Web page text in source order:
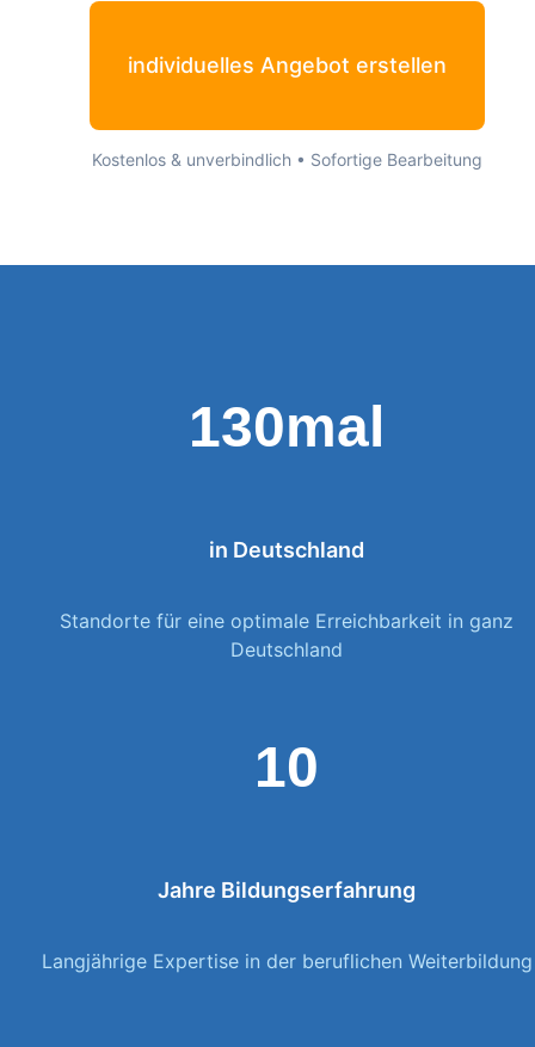
individuelles Angebot erstellen
Kostenlos & unverbindlich • Sofortige Bearbeitung
130mal
in Deutschland
Standorte für eine optimale Erreichbarkeit in ganz
Deutschland
10
Jahre Bildungserfahrung
Langjährige Expertise in der beruflichen Weiterbildung